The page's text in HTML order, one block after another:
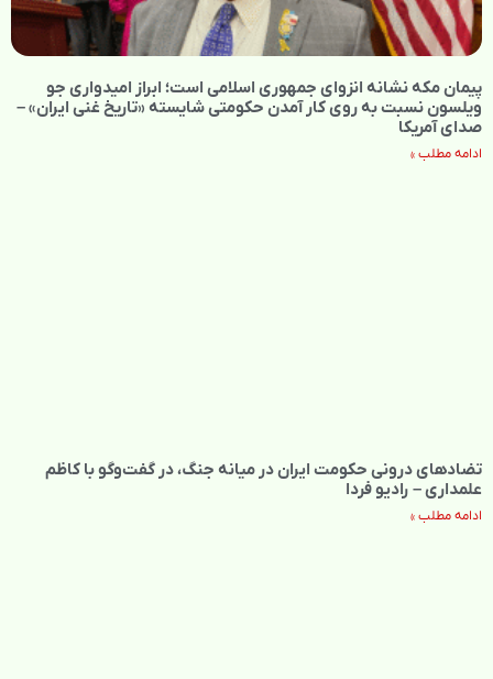
پیمان مکه نشانه انزوای جمهوری اسلامی است؛ ابراز امیدواری جو
ویلسون نسبت به روی کار آمدن حکومتی شایسته «تاریخ غنی ایران» –
صدای آمریکا
ادامه مطلب »
تضادهای درونی حکومت ایران در میانه جنگ، در گفت‌‌وگو با کاظم
علمداری – رادیو فردا
ادامه مطلب »